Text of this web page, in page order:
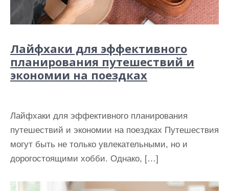
Лайфхаки для эффективного
планирования путешествий и
экономии на поездках
Лайфхаки для эффективного планирования
путешествий и экономии на поездках Путешествия
могут быть не только увлекательными, но и
дорогостоящими хобби. Однако, […]